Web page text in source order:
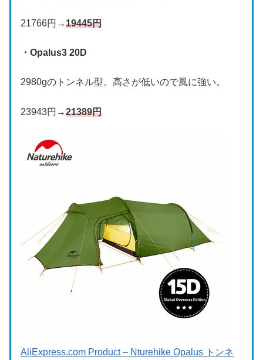
21766円→19445円
・Opalus3 20D
2980gのトンネル型。高さが低いので風に強い。
23943円→21389円
AliExpress.com Product – Nturehike Opalus トンネ